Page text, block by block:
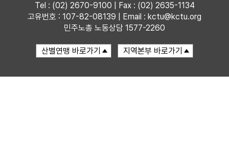
Tel : (02) 2670-9100 | Fax : (02) 2635-1134
고유번호 : 107-82-08139 | Email : kctu@kctu.org
민주노총 노동상담 1577-2260